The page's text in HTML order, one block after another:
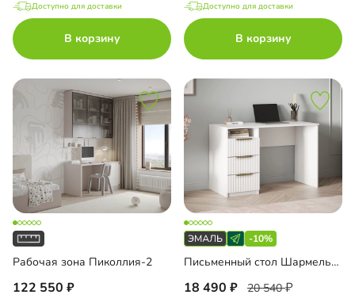
Доступно для доставки
В корзину
Доступно для доставки
В корзину
Рабочая зона Пиколлия-2
122 550
-10%
Письменный стол Шармель-3 Лайф Эмаль
18 490 20 540